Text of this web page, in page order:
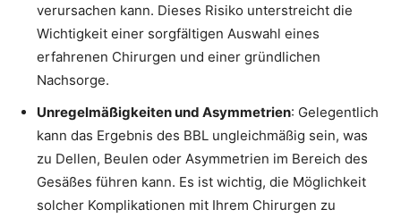
verursachen kann. Dieses Risiko unterstreicht die
Wichtigkeit einer sorgfältigen Auswahl eines
erfahrenen Chirurgen und einer gründlichen
Nachsorge.
Unregelmäßigkeiten und Asymmetrien: Gelegentlich
kann das Ergebnis des BBL ungleichmäßig sein, was
zu Dellen, Beulen oder Asymmetrien im Bereich des
Gesäßes führen kann. Es ist wichtig, die Möglichkeit
solcher Komplikationen mit Ihrem Chirurgen zu